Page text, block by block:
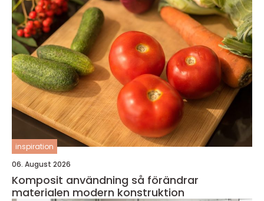
inspiration
06. August 2026
Komposit användning så förändrar
materialen modern konstruktion